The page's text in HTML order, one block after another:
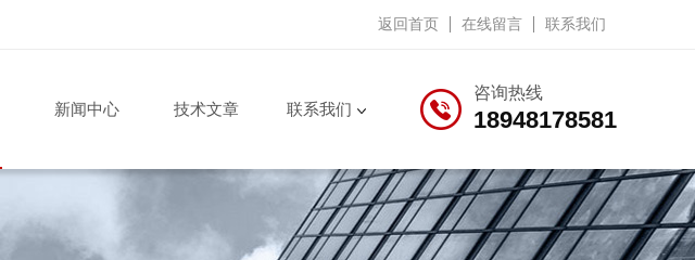
返回首页 在线留言 联系我们
咨询热线
18948178581
新闻中心 技术文章 联系我们